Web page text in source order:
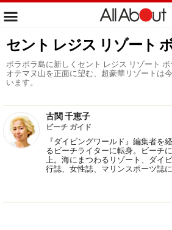
セント レジス リゾート
ボラボラ島に新しくセント レジス リゾート ボ
オテマヌ山を正面に望む、超豪華リゾートは
います。
古関 千恵子
ビーチ ガイド
『ダイビングワールド』編集者を
るビーチライターに転身。ビーチ
上。海にまつわるリゾート、ダイ
行誌、女性誌、マリンスポーツ誌に